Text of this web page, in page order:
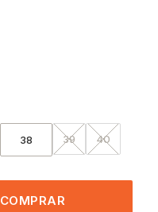
38 39 40
COMPRAR